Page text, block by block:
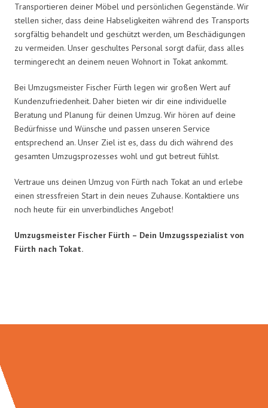
Transportieren deiner Möbel und persönlichen Gegenstände. Wir
stellen sicher, dass deine Habseligkeiten während des Transports
sorgfältig behandelt und geschützt werden, um Beschädigungen
zu vermeiden. Unser geschultes Personal sorgt dafür, dass alles
termingerecht an deinem neuen Wohnort in Tokat ankommt.
Bei Umzugsmeister Fischer Fürth legen wir großen Wert auf
Kundenzufriedenheit. Daher bieten wir dir eine individuelle
Beratung und Planung für deinen Umzug. Wir hören auf deine
Bedürfnisse und Wünsche und passen unseren Service
entsprechend an. Unser Ziel ist es, dass du dich während des
gesamten Umzugsprozesses wohl und gut betreut fühlst.
Vertraue uns deinen Umzug von Fürth nach Tokat an und erlebe
einen stressfreien Start in dein neues Zuhause. Kontaktiere uns
noch heute für ein unverbindliches Angebot!
Umzugsmeister Fischer Fürth – Dein Umzugsspezialist von
Fürth nach Tokat.